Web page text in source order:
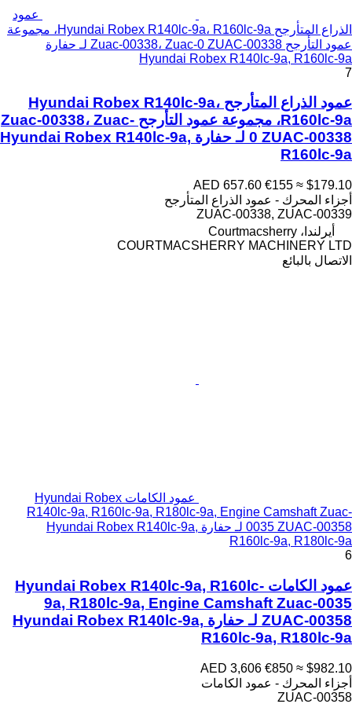
عمود
الذراع المتأرجح Hyundai Robex R140lc-9a، R160lc-9a، مجموعة
عمود التأرجح Zuac-00338، Zuac-0 ZUAC-00338 لـ حفارة
Hyundai Robex R140lc-9a, R160lc-9a
7
عمود الذراع المتأرجح Hyundai Robex R140lc-9a،
R160lc-9a، مجموعة عمود التأرجح Zuac-00338، Zuac-
0 ZUAC-00338 لـ حفارة Hyundai Robex R140lc-9a,
R160lc-9a
AED 657.60 €155 ≈ $179.10
أجزاء المحرك - عمود الذراع المتأرجح
ZUAC-00338, ZUAC-00339
أيرلندا، Courtmacsherry
COURTMACSHERRY MACHINERY LTD
الاتصال بالبائع
عمود الكامات Hyundai Robex
R140lc-9a, R160lc-9a, R180lc-9a, Engine Camshaft Zuac-
0035 ZUAC-00358 لـ حفارة Hyundai Robex R140lc-9a,
R160lc-9a, R180lc-9a
6
عمود الكامات Hyundai Robex R140lc-9a, R160lc-
9a, R180lc-9a, Engine Camshaft Zuac-0035
ZUAC-00358 لـ حفارة Hyundai Robex R140lc-9a,
R160lc-9a, R180lc-9a
AED 3,606 €850 ≈ $982.10
أجزاء المحرك - عمود الكامات
ZUAC-00358